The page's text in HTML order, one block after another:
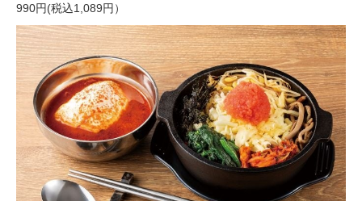
990円(税込1,089円）